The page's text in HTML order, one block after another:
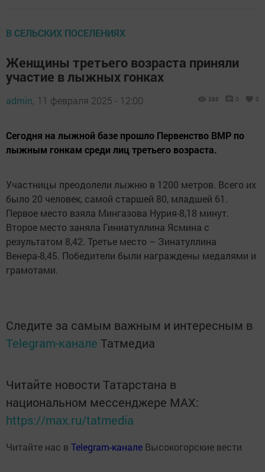
В СЕЛЬСКИХ ПОСЕЛЕНИЯХ
Женщины третьего возраста приняли
участие в лыжных гонках
admin, 11 февраля 2025 - 12:00 388 0 0
Сегодня на лыжной базе прошло Первенство ВМР по
лыжным гонкам среди лиц третьего возраста.
Участницы преодолели лыжню в 1200 метров. Всего их
было 20 человек, самой старшей 80, младшей 61.
Первое место взяла Мингазова Нурия-8,18 минут.
Второе место заняла Гиниатуллина Ясмина с
результатом 8,42. Третье место – Зинатуллина
Венера-8,45. Победители были награждены медалями и
грамотами.
Следите за самым важным и интересным в
Telegram-канале Татмедиа
Читайте новости Татарстана в
национальном мессенджере MАХ:
https://max.ru/tatmedia
Читайте нас в Telegram-канале Высокогорские вести